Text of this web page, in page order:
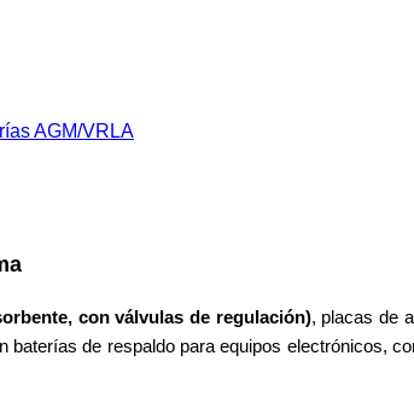
con válvulas de regulación), placas de
baterías de respaldo para equipos electrónicos,